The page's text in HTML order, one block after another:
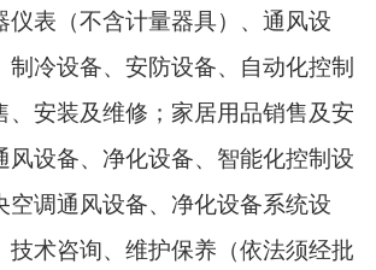
仪表（不含计量器具）、通风设
制冷设备、安防设备、自动化控制
、安装及维修；家居用品销售及安
风设备、净化设备、智能化控制设
空调通风设备、净化设备系统设
技术咨询、维护保养（依法须经批